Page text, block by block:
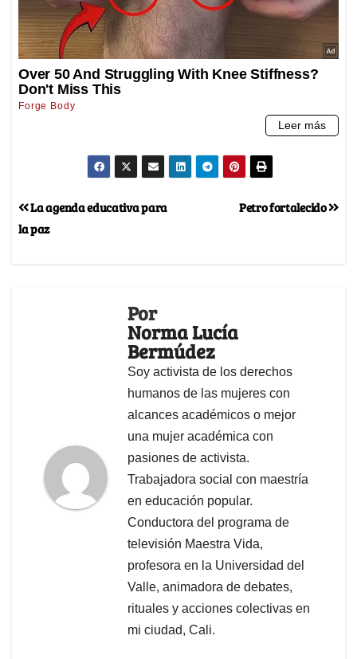
Petro fortalecido
La agenda educativa para
la paz
Por
Norma Lucía
Bermúdez
Soy activista de los derechos
humanos de las mujeres con
alcances académicos o mejor
una mujer académica con
pasiones de activista.
Trabajadora social con maestría
en educación popular.
Conductora del programa de
televisión Maestra Vida,
profesora en la Universidad del
Valle, animadora de debates,
rituales y acciones colectivas en
mi ciudad, Cali.